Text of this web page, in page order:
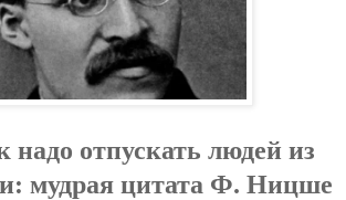
надо отпускать людей из
мудрая цитата Ф. Ницше